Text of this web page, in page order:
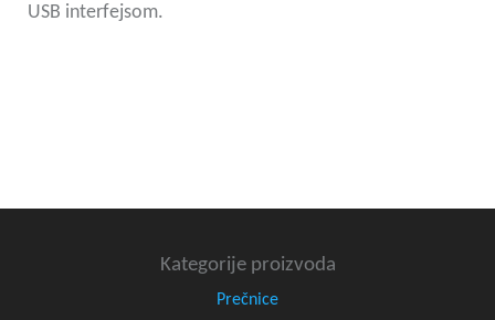
USB interfejsom.
Kategorije proizvoda
Prečnice